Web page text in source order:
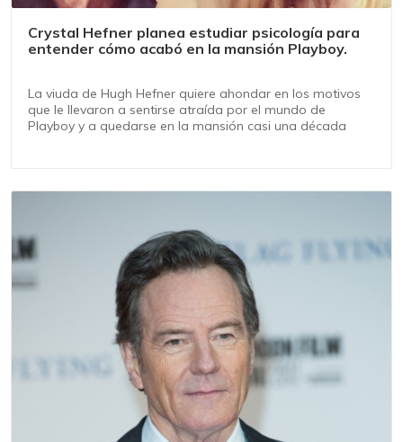
Crystal Hefner planea estudiar psicología para
entender cómo acabó en la mansión Playboy.
La viuda de Hugh Hefner quiere ahondar en los motivos
que le llevaron a sentirse atraída por el mundo de
Playboy y a quedarse en la mansión casi una década